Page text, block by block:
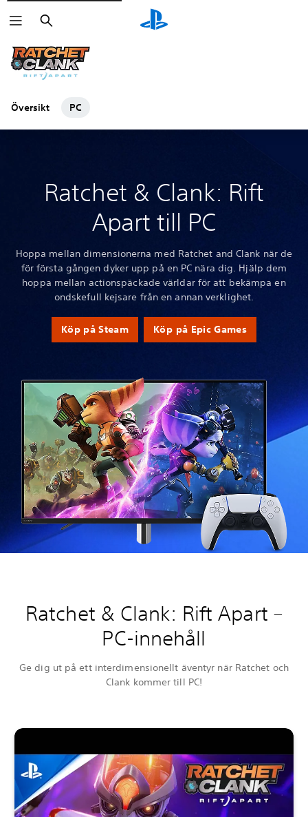
Sök
Översikt PC
Ratchet & Clank: Rift
Apart till PC
Hoppa mellan dimensionerna med Ratchet and Clank när de
för första gången dyker upp på en PC nära dig. Hjälp dem
hoppa mellan actionspäckade världar för att bekämpa en
ondskefull kejsare från en annan verklighet.
Köp på Steam Köp på Epic Games
Ratchet & Clank: Rift Apart –
PC-innehåll
Ge dig ut på ett interdimensionellt äventyr när Ratchet och
Clank kommer till PC!